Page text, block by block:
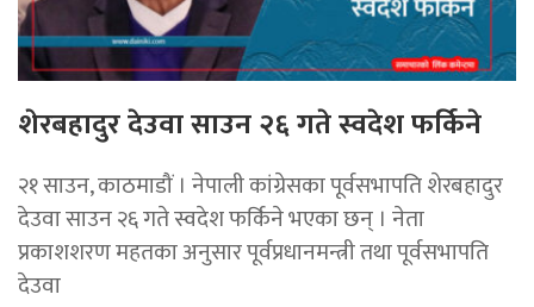
शेरबहादुर देउवा साउन २६ गते स्वदेश फर्किने
२१ साउन, काठमाडौं । नेपाली कांग्रेसका पूर्वसभापति शेरबहादुर
देउवा साउन २६ गते स्वदेश फर्किने भएका छन् । नेता
प्रकाशशरण महतका अनुसार पूर्वप्रधानमन्त्री तथा पूर्वसभापति
देउवा